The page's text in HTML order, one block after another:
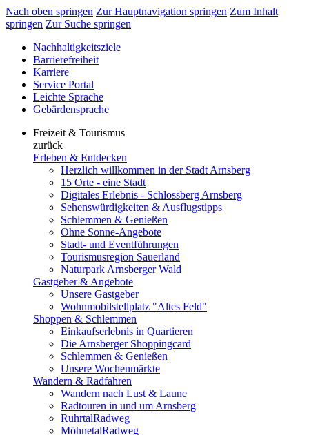
Nach oben springen Zur Hauptnavigation springen Zum Inhalt
springen Zur Suche springen
Nachhaltigkeitsziele
Barrierefreiheit
Karriere
Service Portal
Leichte Sprache
Gebärdensprache
Freizeit & Tourismus
zurück
Erleben & Entdecken
Herzlich willkommen in der Stadt Arnsberg
15 Orte - eine Stadt
Digitales Erlebnis - Schlossberg Arnsberg
Sehenswürdigkeiten & Ausflugstipps
Schlemmen & Genießen
Ohne Sonne-Angebote
Stadt- und Eventführungen
Tourismusregion Sauerland
Naturpark Arnsberger Wald
Gastgeber & Angebote
Unsere Gastgeber
Wohnmobilstellplatz "Altes Feld"
Shoppen & Schlemmen
Einkaufserlebnis in Quartieren
Die Arnsberger Shoppingcard
Schlemmen & Genießen
Unsere Wochenmärkte
Wandern & Radfahren
Wandern nach Lust & Laune
Radtouren in und um Arnsberg
RuhrtalRadweg
MöhnetalRadweg